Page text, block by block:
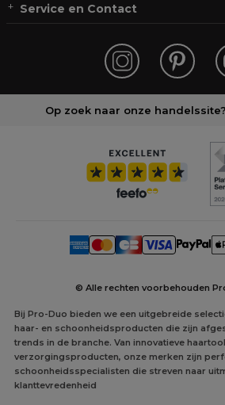
Service en Contact
Op zoek naar onze handelssite?
© Alle rechten voorbehouden
Bij Pro-Duo bieden we een uitgebreide
haar- en schoonheidsproducten die zijn
trends in de branche. Van innovatieve
verzorgingsproducten, onze merken zijn
schoonheidsspecialisten die streven naar
klanttevredenheid